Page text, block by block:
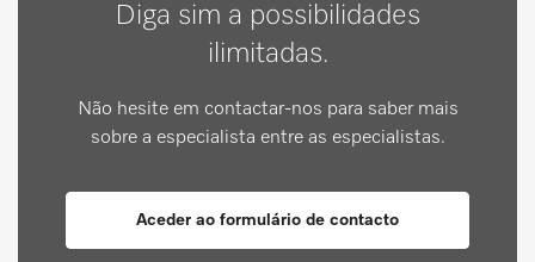
Diga sim a possibilidades
ilimitadas.
Não hesite em contactar-nos para saber mais
sobre a especialista entre as especialistas.
Aceder ao formulário de contacto